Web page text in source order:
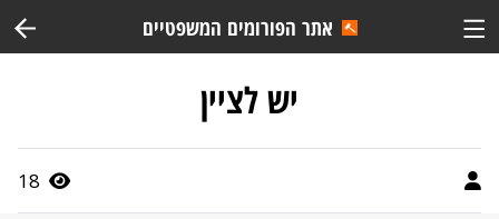
אתר הפורומים המשפטיים
יש לציין
18